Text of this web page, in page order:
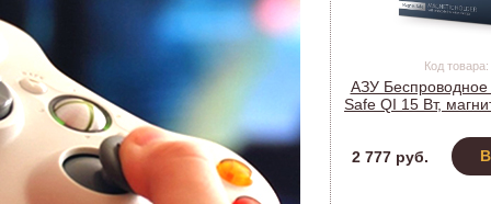
Код
АЗУ
Safe QI 15 Вт,
2 777 руб.